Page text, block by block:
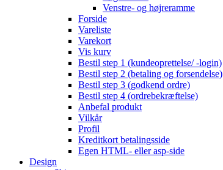
Venstre- og højreramme
Forside
Vareliste
Varekort
Vis kurv
Bestil step 1 (kundeoprettelse/ -login)
Bestil step 2 (betaling og forsendelse)
Bestil step 3 (godkend ordre)
Bestil step 4 (ordrebekræftelse)
Anbefal produkt
Vilkår
Profil
Kreditkort betalingsside
Egen HTML- eller asp-side
Design